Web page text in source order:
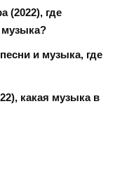
(2022), где
музыка?
и музыка, где
какая музыка в